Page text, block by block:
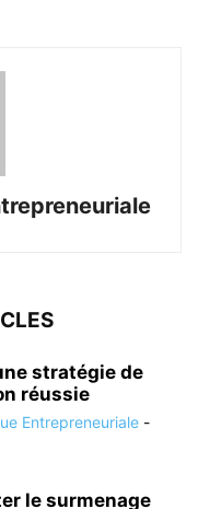
stratégie de
réussie
Entrepreneuriale -
le surmenage